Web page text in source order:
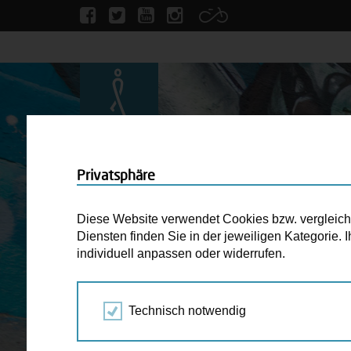
Privatsphäre
Diese Website verwendet Cookies bzw.
Diensten finden Sie in der jeweiligen Kategorie.
individuell anpassen oder widerrufen.
Technisch notwendig